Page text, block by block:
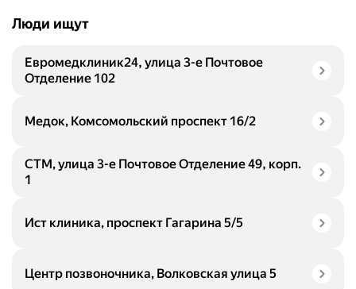
Люди ищут
Евромедклиник24, улица 3-е Почтовое
Отделение 102
Медок, Комсомольский проспект 16/2
СТМ, улица 3-е Почтовое Отделение 49, корп.
1
Ист клиника, проспект Гагарина 5/5
Центр позвоночника, Волковская улица 5